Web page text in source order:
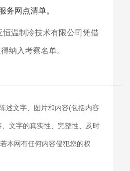
网点清单。
恒温制冷技术有限公司凭借
纳入考察名单。
述文字、图片和内容(包括内容
文字的真实性、完整性、及时
本网有任何内容侵犯您的权